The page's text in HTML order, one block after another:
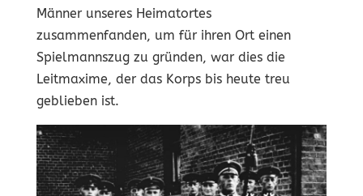
Männer unseres Heimatortes
zusammenfanden, um für ihren Ort einen
Spielmannszug zu gründen, war dies die
Leitmaxime, der das Korps bis heute treu
geblieben ist.